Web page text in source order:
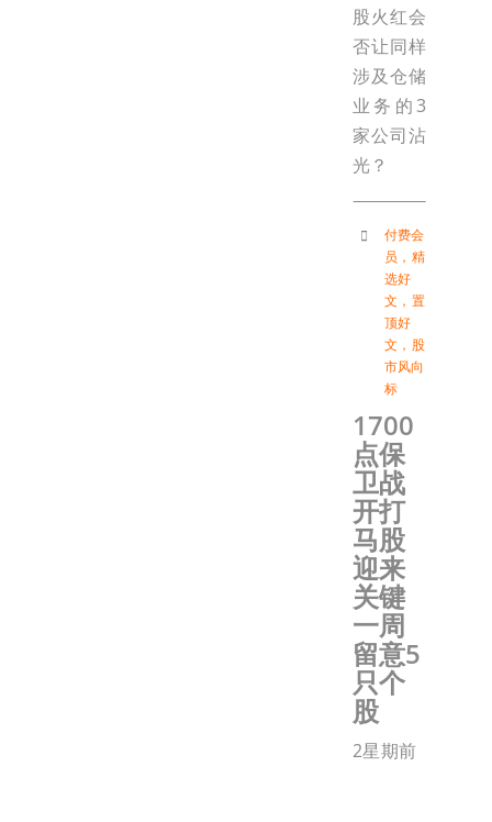
股火红会
否让同样
涉及仓储
业务的3
家公司沾
光？
付费会
员 ， 精
选好
文 ， 置
顶好
文 ， 股
市风向
标
1700
点保
卫战
开打
马股
迎来
关键
一周
留意5
只个
股
2星期前